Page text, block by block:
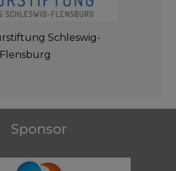
Schleswig-
Flensburg
Sponsor